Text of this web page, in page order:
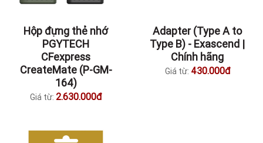
Hộp đựng thẻ nhớ
PGYTECH
CFexpress
CreateMate (P-GM-
164)
Giá từ: 2.630.000đ
Adapter (Type A to
Type B) - Exascend |
Chính hãng
Giá từ: 430.000đ